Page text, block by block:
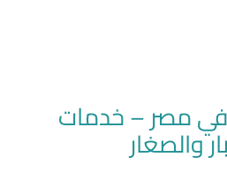
في مصر – خدمات
والصغار